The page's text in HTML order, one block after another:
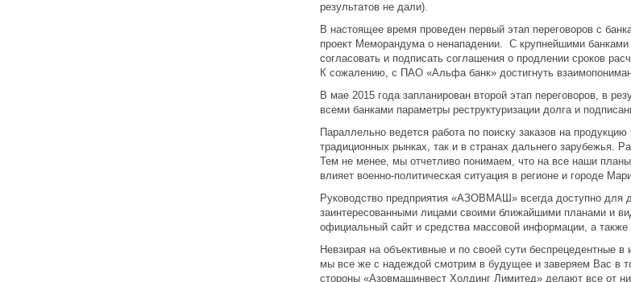
результатов не дали).
В настоящее время проведен первый этап переговоров с
проект Меморандума о ненападении. С крупнейшими
согласовать и подписать соглашения о продлении сроков
К сожалению, с ПАО «Альфа банк» достигнуть
В мае 2015 года запланирован второй этап переговоров, в
всеми банками параметры реструктуризации долга и
Параллельно ведется работа по поиску заказов на
традиционных рынках, так и в странах дальнего зарубежья.
Тем не менее, мы отчетливо понимаем, что на все наши
влияет военно-политическая ситуация в регионе и городе
Руководство предприятия «АЗОВМАШ» всегда доступно для
заинтересованными лицами своими ближайшими планами и
официальный сайт и средства массовой информации, а также
Невзирая на объективные и по своей сути беспрецедентные
мы все же с надеждой смотрим в будущее и заверяем Вас в
стороны «Азовмашинвест Холдинг Лимитед» делают все от